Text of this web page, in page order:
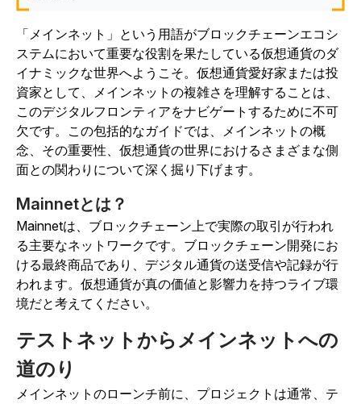
「メインネット」という用語がブロックチェーンエコシ
ステムにおいて重要な役割を果たしている仮想通貨のダ
イナミックな世界へようこそ。仮想通貨愛好家または投
資家として、メインネットの複雑さを理解することは、
このデジタルフロンティアをナビゲートするために不可
欠です。この包括的なガイドでは、メインネットの概
念、その重要性、仮想通貨の世界におけるさまざまな側
面との関わりについて深く掘り下げます。
Mainnetとは？
Mainnetは、ブロックチェーン上で実際の取引が行われ
る主要なネットワークです。ブロックチェーン開発にお
ける最終商品であり、デジタル通貨の送受信や記録が行
われます。仮想通貨が真の価値と影響力を持つライブ環
境だと考えてください。
テストネットからメインネットへの
道のり
メインネットのローンチ前に、プロジェクトは通常、テ